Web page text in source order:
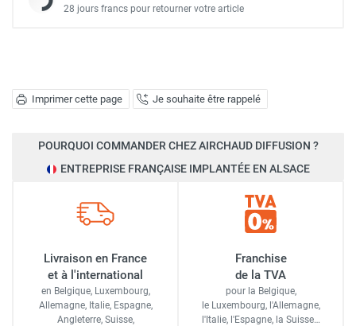
Imprimer cette page Je souhaite être rappelé
28 jours francs pour retourner votre article
POURQUOI COMMANDER CHEZ AIRCHAUD DIFFUSION ?
ENTREPRISE FRANÇAISE IMPLANTÉE EN ALSACE
Livraison en France
et à l'international
en Belgique, Luxembourg,
Allemagne, Italie, Espagne,
Angleterre, Suisse,
Franchise
de la TVA
pour la Belgique,
le Luxembourg, l'Allemagne,
l'Italie, l'Espagne, la Suisse…